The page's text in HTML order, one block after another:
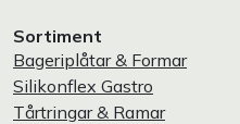
Sortiment
Bageriplåtar & Formar
Silikonflex Gastro
Tårtringar & Ramar